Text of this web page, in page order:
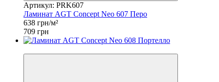
Артикул: PRK607
Ламинат AGT Concept Neo 607 Перо
638 грн/м²
709 грн